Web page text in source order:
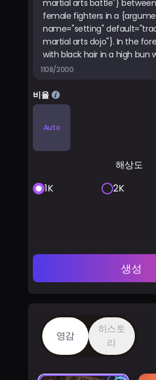
1108/2000
비율
Auto
해상도
1K
2K
생성
영감
히스토
리